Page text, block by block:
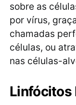
sobre as
por vírus,
chamadas
células, ou
nas células-
Linfócitos